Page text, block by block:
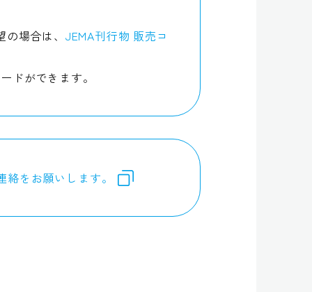
場合は、 JEMA刊行物 販売コ
ドができます。
絡をお願いします。